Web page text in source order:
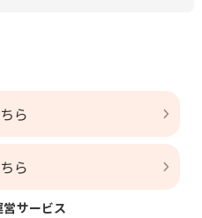
ら
ら
サービス